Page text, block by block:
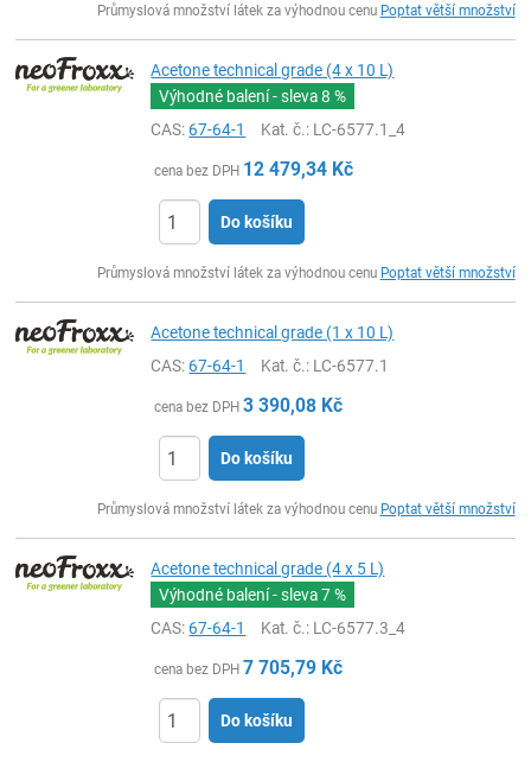
Průmyslová množství látek za výhodnou cenu Poptat větší množství
Acetone technical grade (4 x 10 L)
Výhodné balení - sleva8 %
CAS:67-64-1 Kat. č.: LC-6577.1_4
cena bez DPH 12 479,34 Kč
Do košíku
Průmyslová množství látek za výhodnou cenu Poptat větší množství
Acetone technical grade (1 x 10 L)
CAS:67-64-1 Kat. č.: LC-6577.1
cena bez DPH 3 390,08 Kč
Do košíku
Průmyslová množství látek za výhodnou cenu Poptat větší množství
Acetone technical grade (4 x 5 L)
Výhodné balení - sleva7 %
CAS:67-64-1 Kat. č.: LC-6577.3_4
cena bez DPH 7 705,79 Kč
Do košíku